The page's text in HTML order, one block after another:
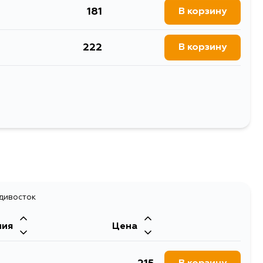
JC11, SC11S, SC11T,
GA13DE, SR20DET, GA16DNE, CD17,
QG18DEN, QR25DE, HR12DR, HR12DE
181 В корзину
222 В корзину
Цена